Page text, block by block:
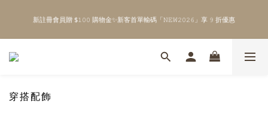
2
1
0
4
3
2
新註冊會員贈 $𝟷𝟶𝟶 購物金✨新客首單輸碼「𝙽𝙴𝚆𝟸𝟶𝟸𝟼」享 𝟿 折優惠
\ Welcome to 𝙻𝚒𝚝𝚝𝚕𝚎 𝙼𝚒𝚕𝚔𝚢 𝚆𝚊𝚢  ✨ For the Little Ones. /
穿搭配飾